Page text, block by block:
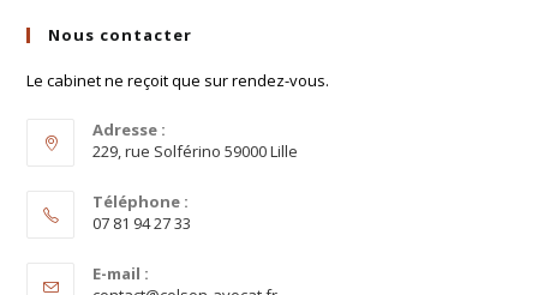
Nous contacter
Le cabinet ne reçoit que sur rendez-vous.
Adresse :
229, rue Solférino 59000 Lille
Téléphone :
07 81 94 27 33
E-mail :